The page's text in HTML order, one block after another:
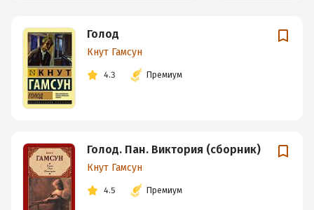
Голод
Кнут Гамсун
4.3 Премиум
Голод. Пан. Виктория (сборник)
Кнут Гамсун
4.5 Премиум